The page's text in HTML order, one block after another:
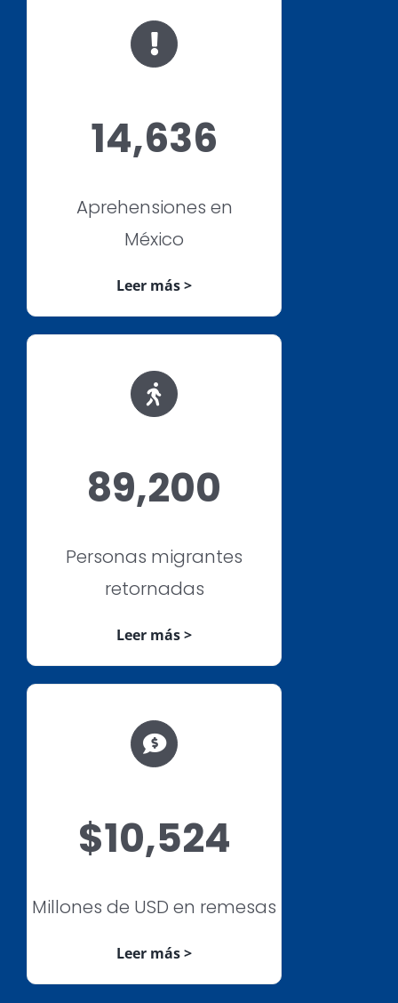
14,636
Aprehensiones en
México
Leer más >
89,200
Personas migrantes
retornadas
Leer más >
$10,524
Millones de USD en remesas
Leer más >